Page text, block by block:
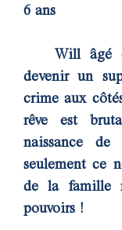
6 ans
Will âgé
devenir un
crime aux
rêve est
naissance
seulement ce
de la famille
pouvoirs !